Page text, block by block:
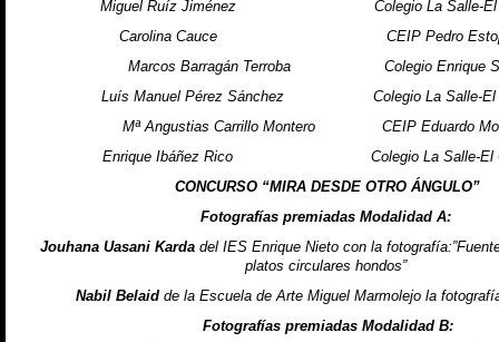
Miguel Ruíz Jiménez Colegio La Salle-El
Carolina Cauce CEIP Pedro
Marcos Barragán Terroba Colegio Enrique
Luís Manuel Pérez Sánchez Colegio La Salle-El
Mª Angustias Carrillo Montero CEIP Eduardo
Enrique Ibáñez Rico Colegio La Salle-El
CONCURSO “MIRA DESDE OTRO ÁNGULO”
Fotografías premiadas Modalidad A:
Jouhana Uasani Karda del IES Enrique Nieto con la
platos circulares hondos”
Nabil Belaidde la Escuela de Arte Miguel Marmolejo la
Fotografías premiadas Modalidad B: